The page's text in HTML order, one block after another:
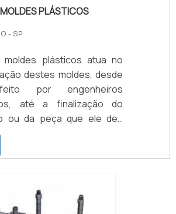
PLÁSTICOS
- SP
moldes plásticos atua no
destes moldes, desde
por engenheiros
até a finalização do
ou da peça que ele deu
diversas finalidades,
as peças de plástico
moldes podem ser
Texturas;
produtos são muitas vezes